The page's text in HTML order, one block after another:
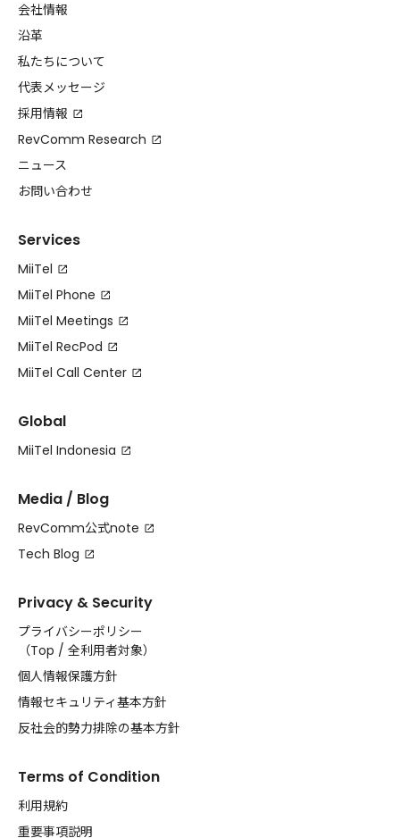
会社情報
沿革
私たちについて
代表メッセージ
採用情報
RevComm Research
ニュース
お問い合わせ
Services
MiiTel
MiiTel Phone
MiiTel Meetings
MiiTel RecPod
MiiTel Call Center
Global
MiiTel Indonesia
Media / Blog
RevComm公式note
Tech Blog
Privacy & Security
プライバシーポリシー
（Top / 全利用者対象）
個人情報保護方針
情報セキュリティ基本方針
反社会的勢力排除の基本方針
Terms of Condition
利用規約
重要事項説明